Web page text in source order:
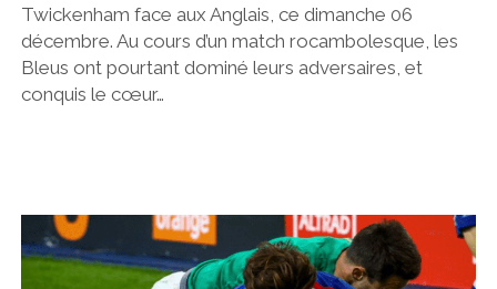
Twickenham face aux Anglais, ce dimanche 06
décembre. Au cours d’un match rocambolesque, les
Bleus ont pourtant dominé leurs adversaires, et
conquis le cœur…